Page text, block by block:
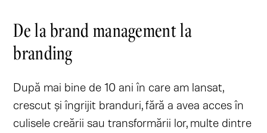
De la brand management la
branding
După mai bine de 10 ani în care am lansat,
crescut și îngrijit branduri, fără a avea acces în
culisele creării sau transformării lor, multe dintre